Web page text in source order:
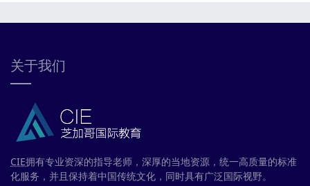
关于我们
CIE拥有专业资深的指导老师，深厚的当地资源，统一高质量的标准
化服务，并且保持着中国传统文化，同时具有广泛国际视野。